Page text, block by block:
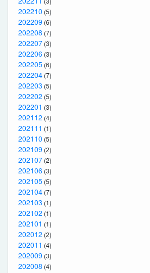
202210 (5)
202209 (6)
202208 (7)
202207 (3)
202206 (3)
202205 (6)
202204 (7)
202203 (5)
202202 (5)
202201 (3)
202112 (4)
202111 (1)
202110 (5)
202109 (2)
202107 (2)
202106 (3)
202105 (5)
202104 (7)
202103 (1)
202102 (1)
202101 (1)
202012 (2)
202011 (4)
202009 (3)
202008 (4)